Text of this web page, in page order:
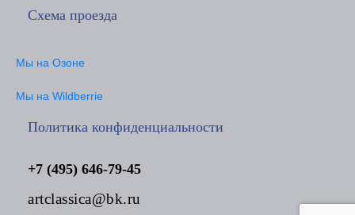
Схема проезда
Мы на Озоне
Мы на Wildberrie
Политика конфиденциальности
+7 (495) 646-79-45
artclassica@bk.ru